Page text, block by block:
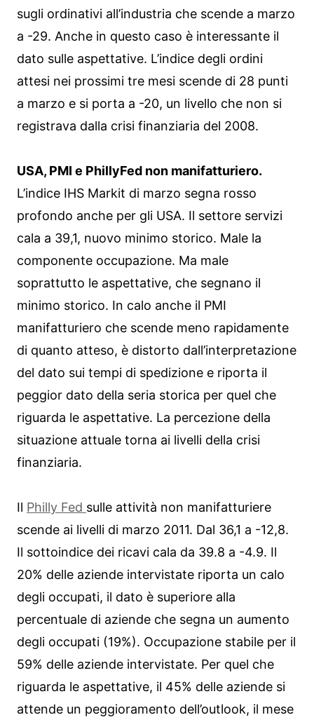
sugli ordinativi all’industria che scende a marzo
a -29. Anche in questo caso è interessante il
dato sulle aspettative. L’indice degli ordini
attesi nei prossimi tre mesi scende di 28 punti
a marzo e si porta a -20, un livello che non si
registrava dalla crisi finanziaria del 2008.
USA, PMI e PhillyFed non manifatturiero.
L’indice IHS Markit di marzo segna rosso
profondo anche per gli USA. Il settore servizi
cala a 39,1, nuovo minimo storico. Male la
componente occupazione. Ma male
soprattutto le aspettative, che segnano il
minimo storico. In calo anche il PMI
manifatturiero che scende meno rapidamente
di quanto atteso, è distorto dall’interpretazione
del dato sui tempi di spedizione e riporta il
peggior dato della seria storica per quel che
riguarda le aspettative. La percezione della
situazione attuale torna ai livelli della crisi
finanziaria.
Il Philly Fed sulle attività non manifatturiere
scende ai livelli di marzo 2011. Dal 36,1 a -12,8.
Il sottoindice dei ricavi cala da 39.8 a -4.9. Il
20% delle aziende intervistate riporta un calo
degli occupati, il dato è superiore alla
percentuale di aziende che segna un aumento
degli occupati (19%). Occupazione stabile per il
59% delle aziende intervistate. Per quel che
riguarda le aspettative, il 45% delle aziende si
attende un peggioramento dell’outlook, il mese